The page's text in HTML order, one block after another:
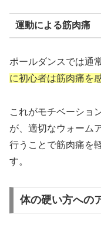
運動による筋肉痛
ポールダンスでは通
に初心者は筋肉痛を
これがモチベーショ
が、適切なウォーム
行うことで筋肉痛を
す。
体の硬い方への